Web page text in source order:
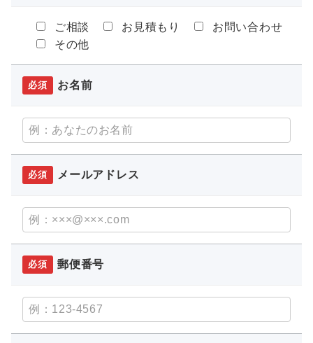
ご相談 お見積もり
お問い合わせ
その他
必須 お名前
必須 メールアドレス
必須 郵便番号